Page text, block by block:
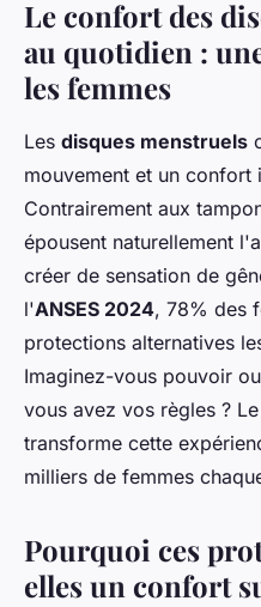
Le confort des
au quotidien :
les femmes
Les disques menstruels
mouvement et un confort
Contrairement aux
épousent naturellement
créer de sensation de
l'ANSES 2024, 78% des
protections alternatives
Imaginez-vous pouvoir
vous avez vos règles ? Le
transforme cette
milliers de femmes
Pourquoi ces
elles un confort